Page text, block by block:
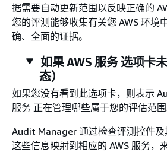
据需要自动更新范围以反映正确的
您的评测能够收集有关您 AWS 环境
确、全面的证据。
如果 AWS 服务 选项卡
态）
如果您没有看到此选项卡，则表示
服务 正在管理哪些属于您的评估范围
Audit Manager 通过检查评测控件
这些信息映射到相应的 AWS 服务，